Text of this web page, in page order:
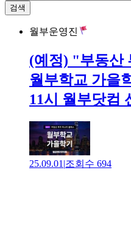
검색
월부운영진
(예정) "부동산
월부학교 가을
11시 월부닷컴
25.09.01 |조회수 694